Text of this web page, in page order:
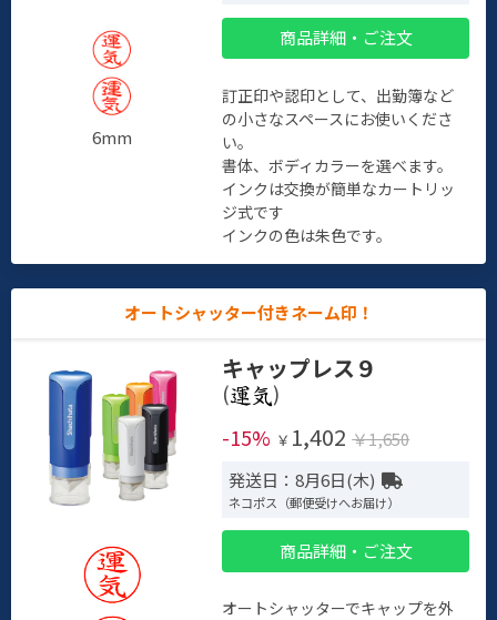
6mm
商品詳細・ご注文
訂正印や認印として、出勤簿など
の小さなスペースにお使いくださ
い。
書体、ボディカラーを選べます。
インクは交換が簡単なカートリッ
ジ式です
インクの色は朱色です。
オートシャッター付きネーム印！
キャップレス９
(
)
-15% ￥ 1,402 ￥1,650
発送日：8月6日(木)
ネコポス（郵便受けへお届け）
商品詳細・ご注文
オートシャッターでキャップを外